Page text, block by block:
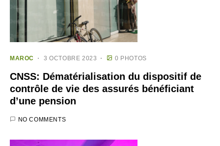
MAROC 3 OCTOBRE 2023 0 PHOTOS
CNSS: Dématérialisation du dispositif de
contrôle de vie des assurés bénéficiant
d’une pension
NO COMMENTS